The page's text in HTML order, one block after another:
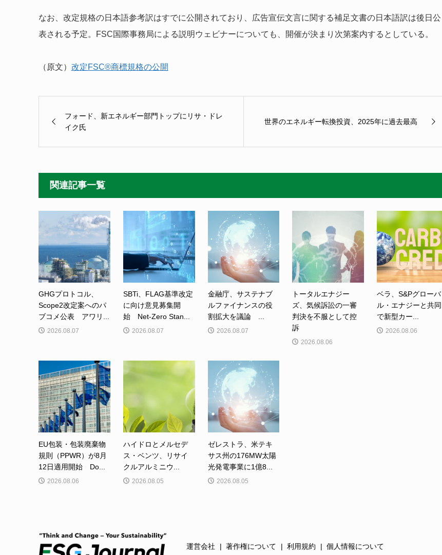
なお、改定規格の日本語参考訳はすでに公開されており、広告宣伝文言に関する補足文書の日本語訳は後日公
表される予定。FSC国際事務局による説明ウェビナーについても、開催が決まり次第案内するとしている。
（原文） 改定FSC®商標規格の公開
フォード、新エネルギー部門トップにリサ・ドレ
イク氏
世界のエネルギー転換投資、2025年に過去最高
関連記事一覧
GHGプロトコル、
Scope2改定案へのパ
ブコメ公表 アワリ...
2026.08.07
SBTi、FLAG基準改定
に向け意見募集開
始 Net-Zero Stan...
2026.08.07
金融庁、サステナブ
ルファイナンスの役
割拡大を議論 ...
2026.08.07
トータルエナジー
ズ、気候訴訟の一審
判決を不服として控
訴
2026.08.06
ベラ、S&Pグローバ
ル・エナジーと共同
で新型カー...
2026.08.06
EU包装・包装廃棄物
規則（PPWR）が8月
12日適用開始 Do...
2026.08.06
ハイドロとメルセデ
ス・ベンツ、リサイ
クルアルミニウ...
2026.08.05
ゼレストラ、米テキ
サス州の176MW太陽
光発電事業に1億8...
2026.08.05
運営会社 著作権について 利用規約 個人情報について